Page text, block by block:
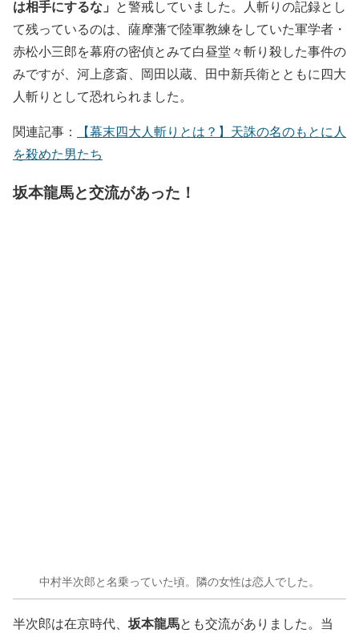
は相手にするな」 と警戒していました。人斬りの記録とし
て残っているのは、薩摩藩で陸軍教練をしていた軍学者・
赤松小三郎を幕府の密偵とみて白昼堂々斬り殺した事件の
みですが、河上彦斎、岡田以蔵、田中新兵衛とともに四大
人斬りとして恐れられました。
関連記事：
【幕末四大人斬りとは？】天誅の名のもとに人
を殺めた男たち
坂本龍馬と交流があった！
中村半次郎と名乗っていた頃。隣の女性は恋人でした。
半次郎は在京時代、 坂本龍馬とも交流がありました。当